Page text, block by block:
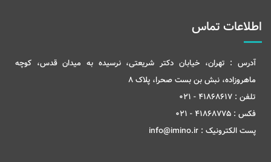
اطلاعات تماس
آدرس : تهران، خیابان دکتر شریعتی، نرسیده به میدان قدس، کوچه
ماهروزاده، نبش بن بست صحرا، پلاک 8
تلفن : 41868617 - 021
فکس : 41868775 - 021
پست الکترونیک : info@imino.ir